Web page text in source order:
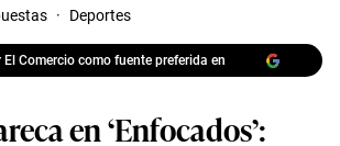
· Deportes
El Comercio como fuente preferida en
en ‘Enfocados’: